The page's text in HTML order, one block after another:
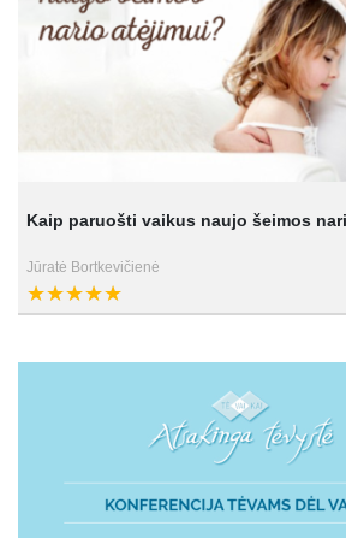
Kaip paruošti vaikus naujo šeimos
Jūratė Bortkevičienė